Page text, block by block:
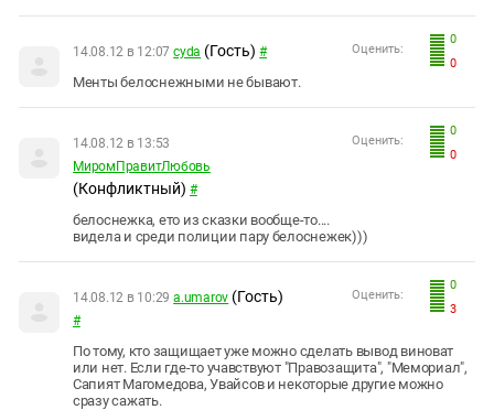
0
0
Оценить:
14.08.12 в 12:07 сyda (Гость) #
Менты белоснежными не бывают.
0
0
Оценить:
14.08.12 в 13:53
МиромПравитЛюбовь
(Конфликтный) #
белоснежка, ето из сказки вообще-то....
видела и среди полиции пару белоснежек)))
0
3
Оценить:
14.08.12 в 10:29 a.umarov (Гость)
#
По тому, кто защищает уже можно сделать вывод виноват
или нет. Если где-то учавствуют "Правозащита", "Мемориал",
Сапият Магомедова, Увайсов и некоторые другие можно
сразу сажать.